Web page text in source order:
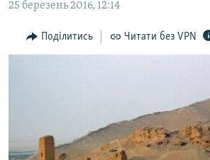
навігації
Перейти
до
БЛОГИ
ПОГЛЯД
ДЕПОРТАЦІЯ
ЯК ОБІЙТИ БЛОКУВАННЯ
25 березень 2016, 12:14
Поділитись Читати без VPN